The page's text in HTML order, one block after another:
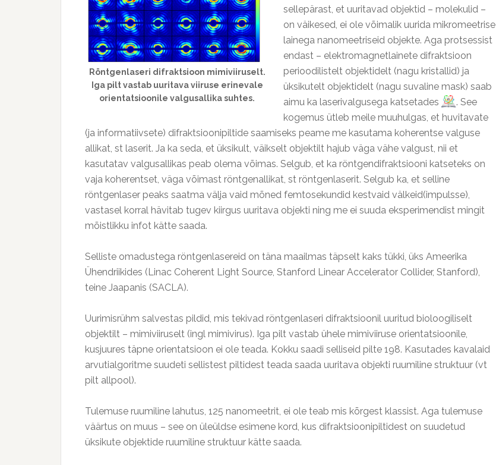
Röntgenlaseri difraktsioon mimiviiruselt.
Iga pilt vastab uuritava viiruse erinevale
orientatsioonile valgusallika suhtes.
sellepärast, et uuritavad objektid – molekulid –
on väikesed, ei ole võimalik uurida mikromeetrise
lainega nanomeetriseid objekte. Aga protsessist
endast – elektromagnetlainete difraktsioon
perioodilistelt objektidelt (nagu kristallid) ja
üksikutelt objektidelt (nagu suvaline mask) saab
aimu ka laserivalgusega katsetades
. See
kogemus ütleb meile muuhulgas, et huvitavate
(ja informatiivsete) difraktsioonipiltide saamiseks peame me kasutama koherentse valguse
allikat, st laserit. Ja ka seda, et üksikult, väikselt objektilt hajub väga vähe valgust, nii et
kasutatav valgusallikas peab olema võimas. Selgub, et ka röntgendifraktsiooni katseteks on
vaja koherentset, väga võimast röntgenallikat, st röntgenlaserit. Selgub ka, et selline
röntgenlaser peaks saatma välja vaid mõned femtosekundid kestvaid välkeid(impulsse),
vastasel korral hävitab tugev kiirgus uuritava objekti ning me ei suuda eksperimendist mingit
mõistlikku infot kätte saada.
Selliste omadustega röntgenlasereid on täna maailmas täpselt kaks tükki, üks Ameerika
Ühendriikides (Linac Coherent Light Source, Stanford Linear Accelerator Collider, Stanford),
teine Jaapanis (SACLA).
Uurimisrühm salvestas pildid, mis tekivad röntgenlaseri difraktsioonil uuritud bioloogiliselt
objektilt – mimiviiruselt (ingl mimivirus). Iga pilt vastab ühele mimiviiruse orientatsioonile,
kusjuures täpne orientatsioon ei ole teada. Kokku saadi selliseid pilte 198. Kasutades kavalaid
arvutialgoritme suudeti sellistest piltidest teada saada uuritava objekti ruumiline struktuur (vt
pilt allpool).
Tulemuse ruumiline lahutus, 125 nanomeetrit, ei ole teab mis kõrgest klassist. Aga tulemuse
väärtus on muus – see on üleüldse esimene kord, kus difraktsioonipiltidest on suudetud
üksikute objektide ruumiline struktuur kätte saada.